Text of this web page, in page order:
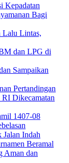
Kepadatan
Bagi
Lalu Lintas,
dan LPG di
Sampaikan
Pertandingan
Dikecamatan
1407-08
Jalan Indah
Beramal
Aman dan